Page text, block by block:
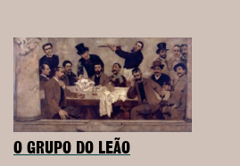
O GRUPO DO LEÃO